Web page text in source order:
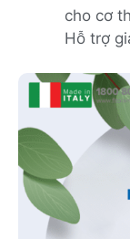
cho cơ
Hỗ trợ